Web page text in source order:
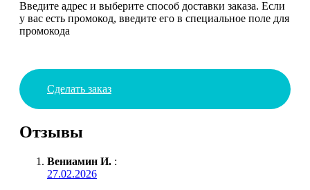
Введите адрес и выберите способ доставки заказа. Если
у вас есть промокод, введите его в специальное поле для
промокода
Сделать заказ
Отзывы
Вениамин И. :
27.02.2026